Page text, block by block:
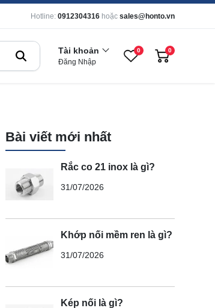
Hotline: 0912304316 hoặc sales@honto.vn
Tài khoản
Đăng Nhập
0 0
Bài viết mới nhất
Rắc co 21 inox là gì?
31/07/2026
Khớp nối mềm ren là gì?
31/07/2026
Kép nối là gì?